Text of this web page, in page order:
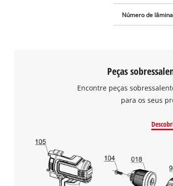
Número de
Peças
Encontre peças
para os seus